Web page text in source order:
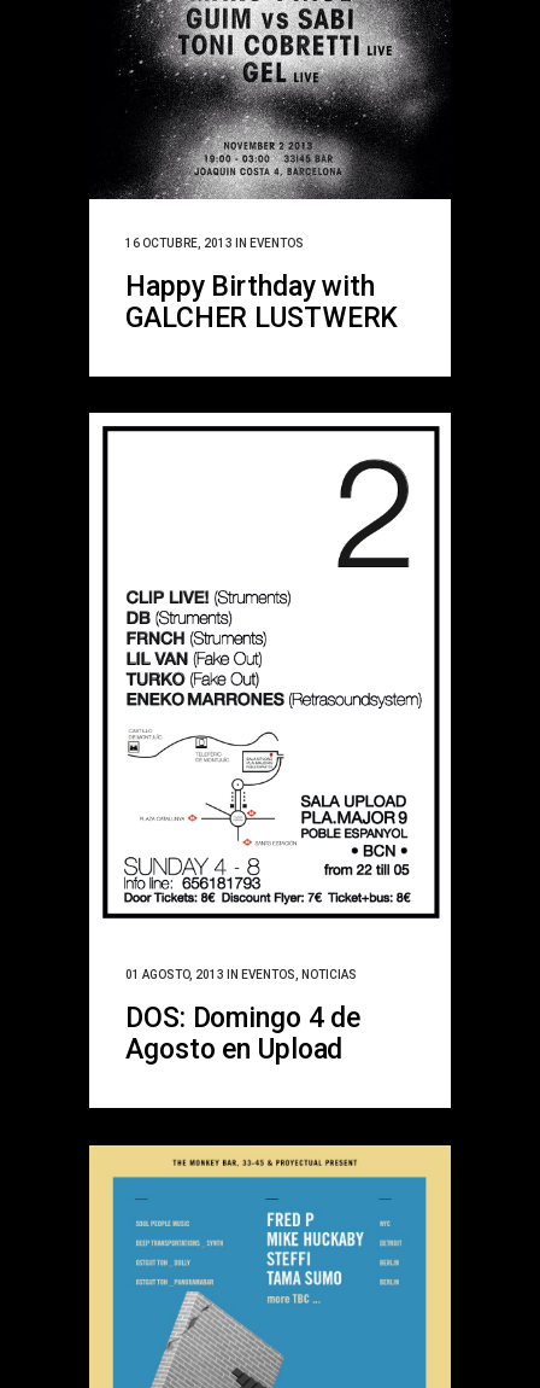
16 OCTUBRE, 2013 IN EVENTOS
Happy Birthday with
GALCHER LUSTWERK
01 AGOSTO, 2013 IN EVENTOS, NOTICIAS
DOS: Domingo 4 de
Agosto en Upload